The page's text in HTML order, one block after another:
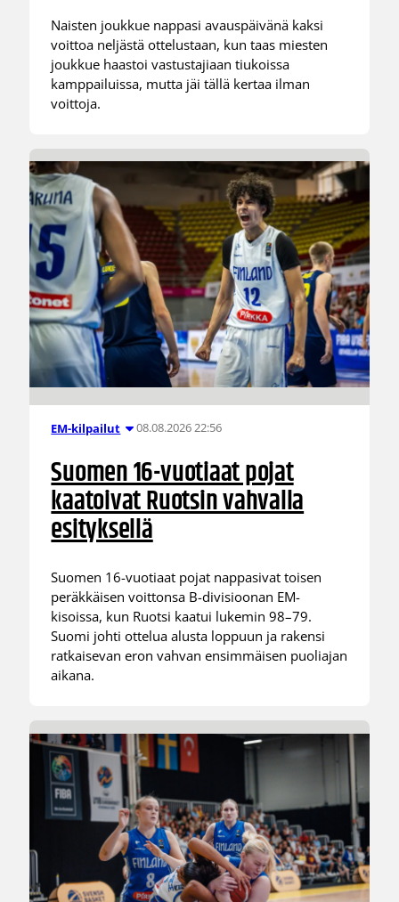
Naisten joukkue nappasi avauspäivänä kaksi
voittoa neljästä ottelustaan, kun taas miesten
joukkue haastoi vastustajiaan tiukoissa
kamppailuissa, mutta jäi tällä kertaa ilman
voittoja.
EM-kilpailut 08.08.2026 22:56
Suomen 16-vuotiaat pojat
kaatoivat Ruotsin vahvalla
esityksellä
Suomen 16-vuotiaat pojat nappasivat toisen
peräkkäisen voittonsa B-divisioonan EM-
kisoissa, kun Ruotsi kaatui lukemin 98–79.
Suomi johti ottelua alusta loppuun ja rakensi
ratkaisevan eron vahvan ensimmäisen puoliajan
aikana.